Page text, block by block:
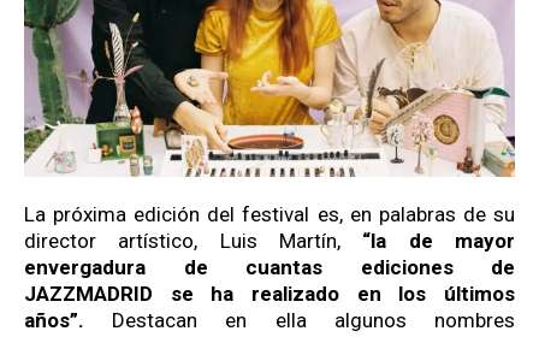
La próxima edición del festival es, en palabras de su
director artístico, Luis Martín, “la de mayor
envergadura de cuantas ediciones de
JAZZMADRID se ha realizado en los últimos
años”. Destacan en ella algunos nombres